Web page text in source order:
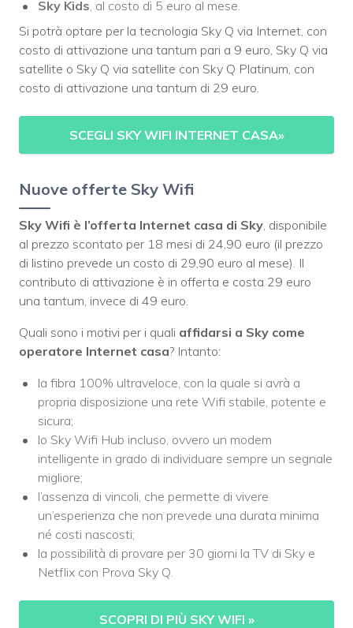
Sky Kids , al costo di 5 euro al mese.
Si potrà optare per la tecnologia Sky Q via Internet, con
costo di attivazione una tantum pari a 9 euro, Sky Q via
satellite o Sky Q via satellite con Sky Q Platinum, con
costo di attivazione una tantum di 29 euro.
SCEGLI SKY WIFI INTERNET CASA»
Nuove offerte Sky Wifi
Sky Wifi è l’offerta Internet casa di Sky , disponibile
al prezzo scontato per 18 mesi di 24,90 euro (il prezzo
di listino prevede un costo di 29,90 euro al mese). Il
contributo di attivazione è in offerta e costa 29 euro
una tantum, invece di 49 euro.
Quali sono i motivi per i quali affidarsi a Sky come
operatore Internet casa? Intanto:
la fibra 100% ultraveloce, con la quale si avrà a
propria disposizione una rete Wifi stabile, potente e
sicura;
lo Sky Wifi Hub incluso, ovvero un modem
intelligente in grado di individuare sempre un segnale
migliore;
l’assenza di vincoli, che permette di vivere
un’esperienza che non prevede una durata minima
né costi nascosti;
la possibilità di provare per 30 giorni la TV di Sky e
Netflix con Prova Sky Q.
SCOPRI DI PIÙ SKY WIFI »